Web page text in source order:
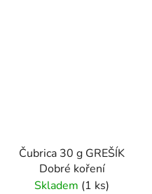
Čubrica 30 g GREŠÍK
Dobré koření
Skladem (1 ks)